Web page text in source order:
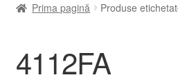
A lua legatura
Contul meu
Prima pagină Produse
4112FA